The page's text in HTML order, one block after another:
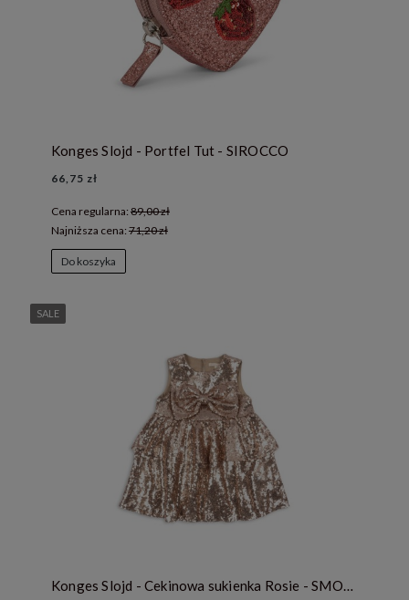
Konges Slojd - Portfel Tut - SIROCCO
66,75 zł
Cena regularna: 89,00 zł
Najniższa cena: 71,20 zł
Do koszyka
Konges Slojd - Cekinowa sukienka Rosie - SMOKE GRAY
SALE